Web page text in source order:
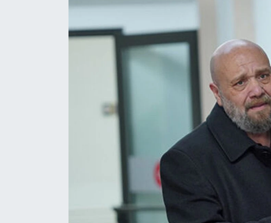
Son Dakika Haberleri